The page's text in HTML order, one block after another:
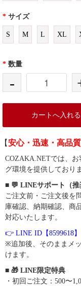
* サイズ
S M L XL
* 数量
-
カートへ入れる
【安心・迅速・高品
COZAKA.NETでは、
グ環境を提供しており
■ 💬 LINEサポート（推
ご注文前・ご注文後を
庫確認、納期確認、商
対応いたします。
👉 LINE ID【8599618】
※追加後、そのままメ
けます。
■ 🎁 LINE限定特典
・初回ご注文：500〜